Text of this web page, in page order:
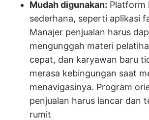
Mudah digunakan: Platform
sederhana, seperti aplikasi
Manajer penjualan harus
mengunggah materi
cepat, dan karyawan baru
merasa kebingungan saat
menavigasinya. Program
penjualan harus lancar dan
rumit